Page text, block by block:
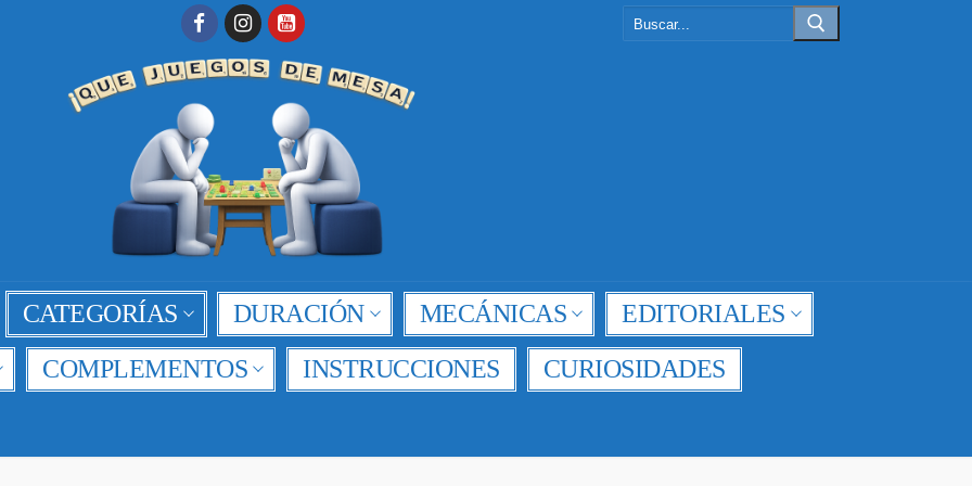
CATEGORÍAS DURACIÓN MECÁNICAS
EDITORIALES
COMPLEMENTOS INSTRUCCIONES
CURIOSIDADES